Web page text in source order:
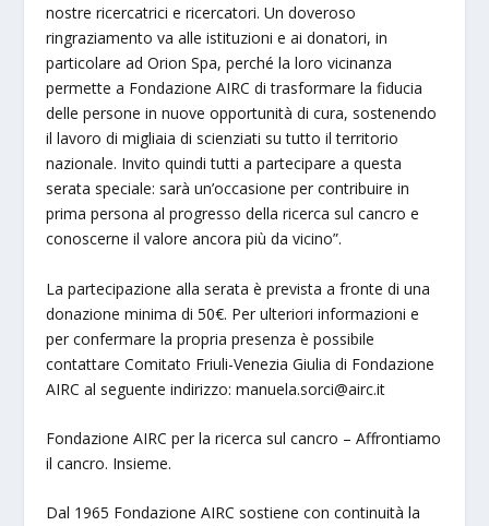
nostre ricercatrici e ricercatori. Un doveroso
ringraziamento va alle istituzioni e ai donatori, in
particolare ad Orion Spa, perché la loro vicinanza
permette a Fondazione AIRC di trasformare la fiducia
delle persone in nuove opportunità di cura, sostenendo
il lavoro di migliaia di scienziati su tutto il territorio
nazionale. Invito quindi tutti a partecipare a questa
serata speciale: sarà un’occasione per contribuire in
prima persona al progresso della ricerca sul cancro e
conoscerne il valore ancora più da vicino”.
La partecipazione alla serata è prevista a fronte di una
donazione minima di 50€. Per ulteriori informazioni e
per confermare la propria presenza è possibile
contattare Comitato Friuli-Venezia Giulia di Fondazione
AIRC al seguente indirizzo:manuela.sorci@airc.it
Fondazione AIRC per la ricerca sul cancro – Affrontiamo
il cancro. Insieme.
Dal 1965 Fondazione AIRC sostiene con continuità la